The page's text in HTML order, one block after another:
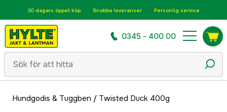
30 dagars öppet köp Snabba leveranser Personlig service
0345 - 400 00
Hundgodis & Tuggben / Twisted Duck 400g